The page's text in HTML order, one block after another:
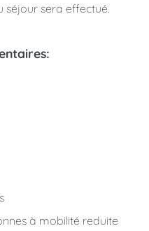
séjour sera effectué.
à mobilité reduite